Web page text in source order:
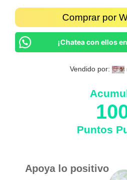
Comprar por
¡Chatea con ellos
Vendido por:
Puntos
Apoya lo positivo